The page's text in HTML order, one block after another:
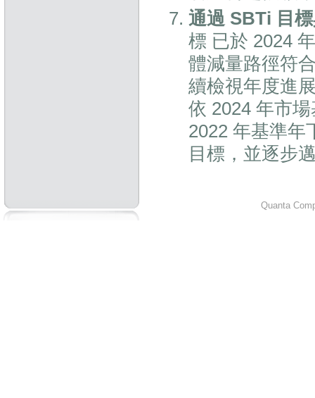
通過 SBTi 目
標 已於 2024
體減量路徑符
續檢視年度進
依 2024 年市
2022 年基準年
目標，並逐步
Quanta